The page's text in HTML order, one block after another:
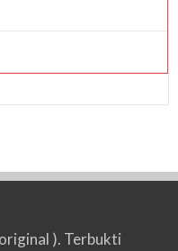
). Terbukti